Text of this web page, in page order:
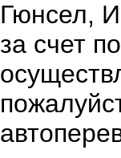
Гюнсел,
за счет